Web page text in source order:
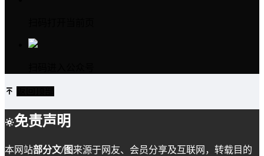
免责声明
本网站部分文/图来源于网友、会员分享及互联网，转载目的